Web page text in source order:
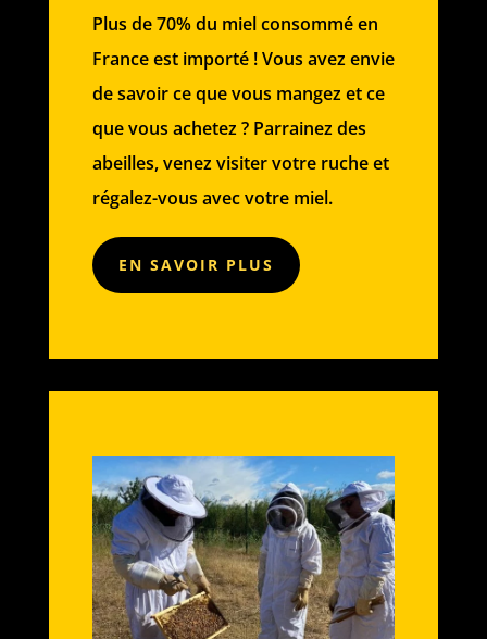
Plus de 70% du miel consommé en
France est importé ! Vous avez envie
de savoir ce que vous mangez et ce
que vous achetez ? Parrainez des
abeilles, venez visiter votre ruche et
régalez-vous avec votre miel.
EN SAVOIR PLUS